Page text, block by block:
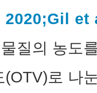
Gil et
질의 농도
로 나